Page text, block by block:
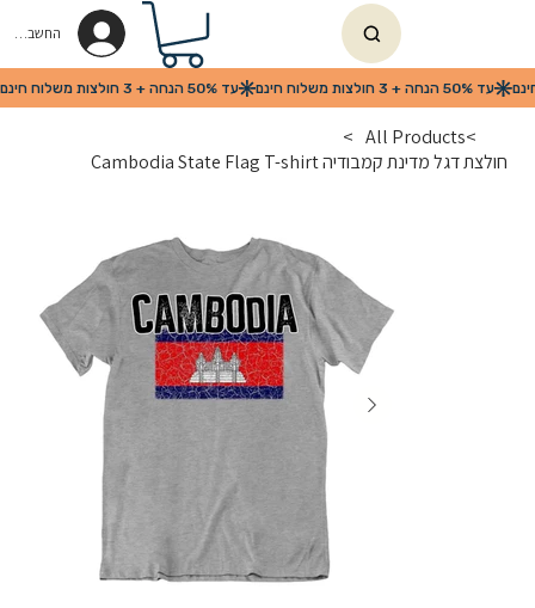
החשבון שלי
>
All Products
>
חולצת דגל מדינת קמבודיה Cambodia State Flag T-shirt